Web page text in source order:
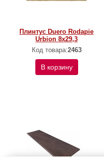
Плинтус Duero Rodapie
Urbion 8х29,3
Код товара:2463
В корзину